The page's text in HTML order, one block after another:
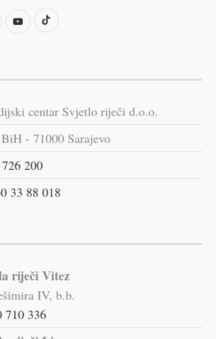
centar Svjetlo riječi d.o.o.
- 71000 Sarajevo
200
33 88 018
riječi Vitez
IV, b.b.
710 336